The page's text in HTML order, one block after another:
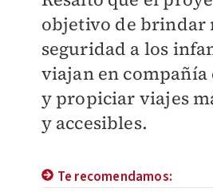
objetivo de brindar
seguridad a los
viajan en compañía
y propiciar viajes
y accesibles.
Te recomendamos: